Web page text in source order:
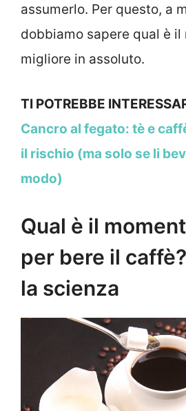
assumerlo. Per questo, a
dobbiamo sapere qual è il
migliore in assoluto.
TI POTREBBE
Cancro al fegato: tè e
il rischio (ma solo se li
modo)
Qual è il
per bere il
la scienza